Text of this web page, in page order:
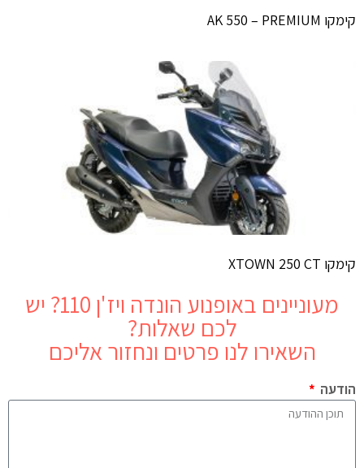
קימקו AK 550 – PREMIUM
קימקו XTOWN 250 CT
מעוניינים באופנוע הונדה ויז'ן 110 ? יש
לכם שאלות?
השאירו לנו פרטים ונחזור אליכם
הודעה